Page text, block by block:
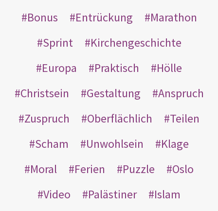
Bonus
Entrückung
Marathon
Sprint
Kirchengeschichte
Europa
Praktisch
Hölle
Christsein
Gestaltung
Anspruch
Zuspruch
Oberflächlich
Teilen
Scham
Unwohlsein
Klage
Moral
Ferien Puzzle
Oslo
Video
Palästiner
Islam